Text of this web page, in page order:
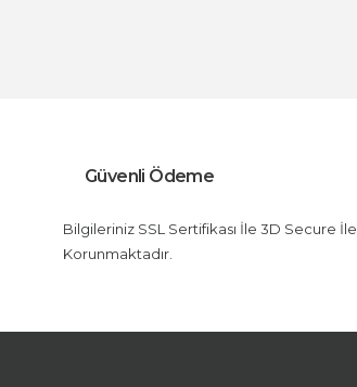
Gönder
Güvenli Ödeme
Bilgileriniz SSL Sertifikası İle 3D Secure İle
Korunmaktadır.